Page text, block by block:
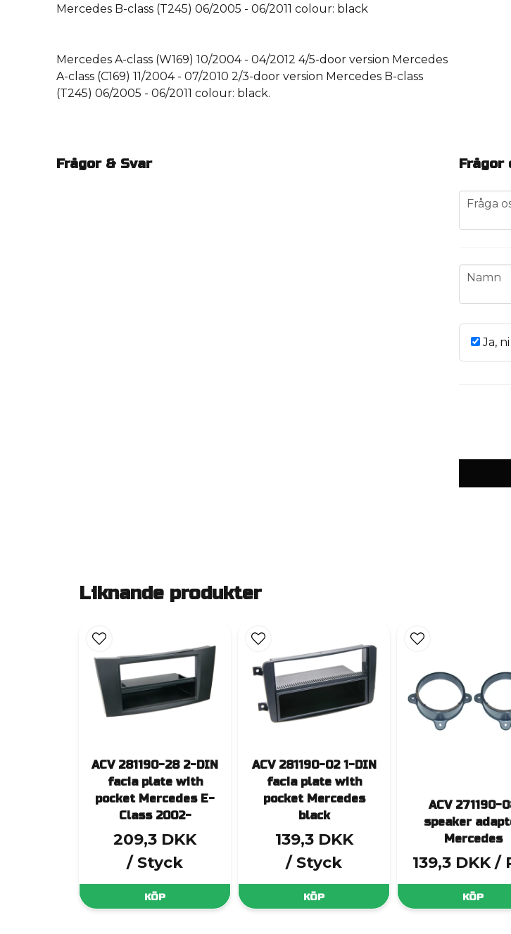
Mercedes B-class (T245) 06/2005 - 06/2011 colour: black
Mercedes A-class (W169) 10/2004 - 04/2012 4/5-door version Mercedes
A-class (C169) 11/2004 - 07/2010 2/3-door version Mercedes B-class
(T245) 06/2005 - 06/2011 colour: black.
Frågor & Svar Frågor
question
Fråga
name
Namn
Ja,
Liknande produkter
ACV 281190-28 2-DIN
facia plate with
pocket Mercedes E-
Class 2002-
209,3 DKK
/ Styck
KÖP
ACV 281190-02 1-DIN
facia plate with
pocket Mercedes
black
139,3 DKK
/ Styck
KÖP
ACV 271190-
speaker
Mercedes
139,3 DKK /
KÖP